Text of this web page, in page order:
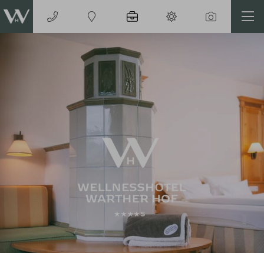
Codes einlösen
oder Gutscheine einlösen.
Aktuell akzeptieren wir folgende
Bonuscode